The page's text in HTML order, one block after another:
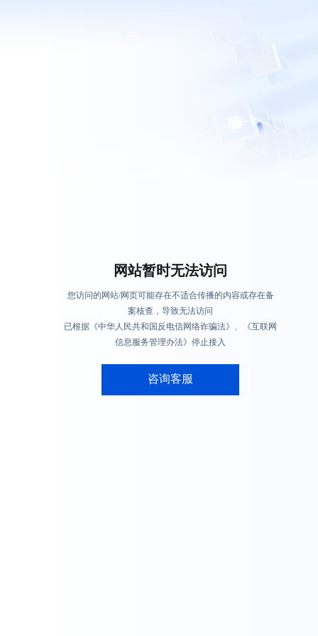
网站暂时无法访问
您访问的网站/网页可能存在不适合传播的内容或存在备
案核查，导致无法访问
已根据《中华人民共和国反电信网络诈骗法》、《互联网
信息服务管理办法》停止接入
咨询客服